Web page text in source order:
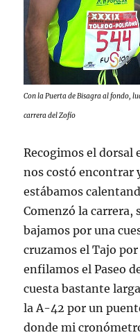
Con la Puerta de Bisagra al fondo,
carrera del Zofío
Recogimos el dorsal
nos costó encontrar
estábamos
Comenzó la carrera,
bajamos por una
cruzamos el Tajo
enfilamos el Paseo
cuesta bastante
la A-42 por un
donde mi